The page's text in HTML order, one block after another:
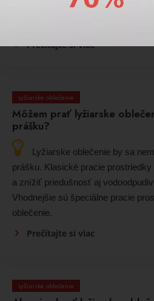
možnosť vrstvenia pomáhajú
Prečítajte si viac
Lyžiarske oblečenie
Môžem prať lyžiarske
prášku?
Lyžiarske oblečenie by sa
prášku. Klasické pracie
a znížiť priedušnosť aj
Vhodnejšie sú špeciálne pracie
oblečenie.
Prečítajte si viac
Lyžiarske oblečenie